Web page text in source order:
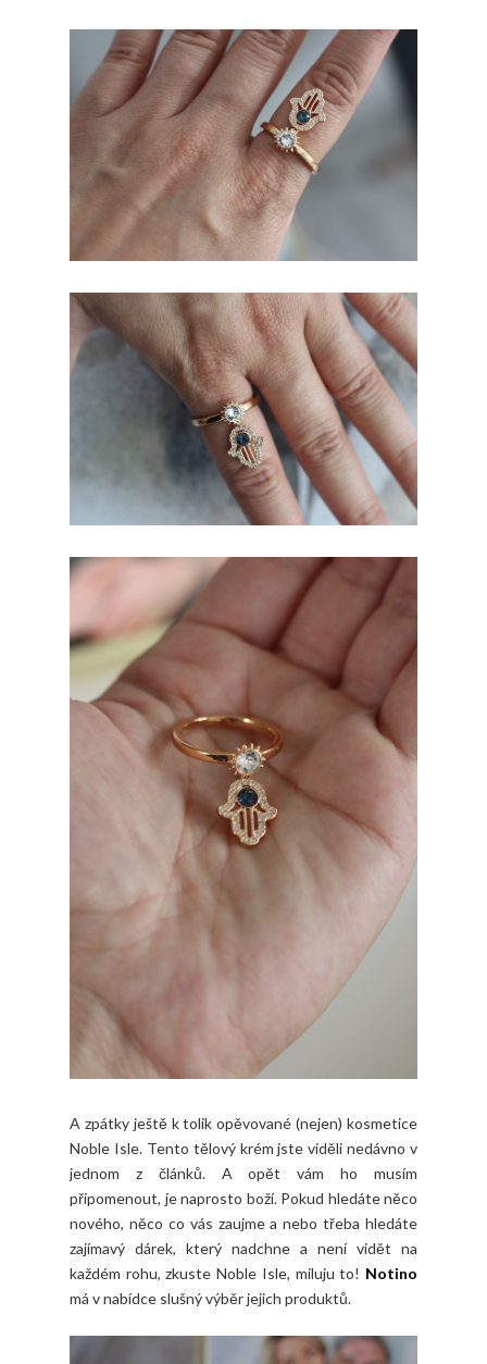
A zpátky ještě k tolik opěvované (nejen) kosmetice
Noble Isle. Tento tělový krém jste viděli nedávno v
jednom z článků. A opět vám ho musím
připomenout, je naprosto boží. Pokud hledáte něco
nového, něco co vás zaujme a nebo třeba hledáte
zajímavý dárek, který nadchne a není vidět na
každém rohu, zkuste Noble Isle, miluju to! Notino
má v nabídce slušný výběr jejich produktů.